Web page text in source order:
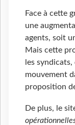
Face à cette
une
agents, soit
Mais cette
les
mouvement
proposition
De plus, le